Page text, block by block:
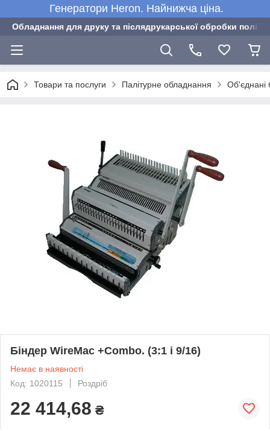
Генератори Heron. Найнижча ціна.
Обладнання для друку та післядрукарської обробки
Товари та послуги Палітурне обладнання Об'єднані
Біндер WireMac +Combo. (3:1 і 9/16)
Немає в наявності
Код: 1020115
Роздріб
22 414,68 ₴